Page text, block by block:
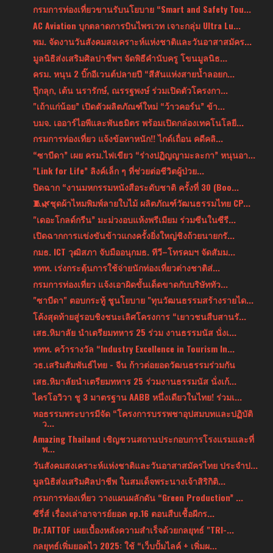
กรมการท่องเที่ยวขานรับนโยบาย “Smart and Safety Tou...
AC Aviation บุกตลาดการบินไพรเวท เจาะกลุ่ม Ultra Lu...
พม. จัดงานวันสังคมสงเคราะห์แห่งชาติและวันอาสาสมัคร...
มูลนิธิส่งเสริมศิลปาชีพฯ จัดพิธีคำนับครู โขนมูลนิธ...
ครม. หนุน 2 บิ๊กอีเวนต์ปลายปี “สีสันแห่งสายน้ำลอยก...
ปุ๊กลุก, เต้น นรารักษ์, ณรรฐพงษ์ ร่วมเปิดตัวโครงกา...
"เถ้าแก่น้อย” เปิดตัวผลิตภัณฑ์ใหม่ “ว้าวคอร์น” ข้า...
บมจ. เออาร์ไอพีและพันธมิตร พร้อมเปิดกล่องเทคโนโลยี...
กรมการท่องเที่ยว แจ้งข้อหาหนัก!! ไกด์เถื่อน คดีคลิ...
“ซาบีดา” เผย ครม.ไฟเขียว “ร่างปฏิญญามะละกา” หนุนอา...
"Link for Life” ลิงค์เล็ก ๆ ที่ช่วยต่อชีวิตผู้ป่วย...
ปิดฉาก “งานมหกรรมหนังสือระดับชาติ ครั้งที่ 30 (Boo...
🧵🌿ชุดผ้าไหมพิมพ์ลายใบไม้ ผลิตภัณฑ์วัฒนธรรมไทย CP...
"เดอะโกลด์กรีน” มะม่วงอบแห้งพรีเมียม ร่วมซีนในซีรี...
เปิดฉากการแข่งขันข้าวแกงครั้งยิ่งใหญ่ชิงถ้วยนายกรั...
กมธ. ICT วุฒิสภา จับมืออนุกมธ. ทีวี–โทรคมฯ จัดสัมม...
‎ททท. เร่งกระตุ้นการใช้จ่ายนักท่องเที่ยวต่างชาติส่...
กรมการท่องเที่ยว แจ้งเอาผิดขั้นเด็ดขาดกับบริษัททัว...
"ซาบีดา" ตอบกระทู้ ชูนโยบาย "ทุนวัฒนธรรมสร้างรายได...
โค้งสุดท้ายสู่รอบชิงชนะเลิศโครงการ “เยาวชนสืบสานรั...
เสธ.หิมาลัย นำเตรียมทหาร 25 ร่วม งานธรรมนัส นั่งเ...
ททท. คว้ารางวัล “Industry Excellence in Tourism In...
วธ.เสริมสัมพันธ์ไทย - จีน ก้าวต่อยอดวัฒนธรรมร่วมกัน
เสธ.หิมาลัยนำเตรียมทหาร 25 ร่วมงานธรรมนัส นั่งเก้...
ไครโอวิวา ชู 3 มาตรฐาน AABB หนึ่งเดียวในไทย! ร่วมเ...
หอธรรมพระบารมีจัด “โครงการบรรพชาอุปสมบทและปฏิบัติ
ว...
Amazing Thailand เชิญชวนสถานประกอบการโรงแรมและที่
พ...
วันสังคมสงเคราะห์แห่งชาติและวันอาสาสมัครไทย ประจำป...
มูลนิธิส่งเสริมศิลปาชีพ ในสมเด็จพระนางเจ้าสิริกิติ...
กรมการท่องเที่ยว วางแผนผลักดัน “Green Production” ...
ซีรี่ส์ เรื่องเล่าอาจารย์ยอด ep.16 ตอนสืบเชื้อผีกร...
Dr.TATTOF เผยเบื้องหลังความสำเร็จด้วยกลยุทธ์ "TRI-...
กลยุทธ์เพิ่มยอดไว 2025: ใช้ “เว็บปั้มไลค์ + เพิ่มผ...